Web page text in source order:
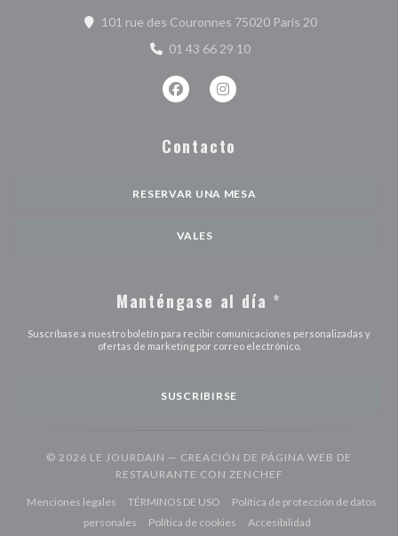
101 rue des Couronnes 75020 Paris 20((abre en una
01 43 66 29 10
Facebook ((abre en una nueva
Instagram ((abre en una
Contacto
RESERVAR UNA MESA
VALES
Manténgase al día *
Suscríbase a nuestro boletín para recibir comunicaciones personalizadas y
ofertas de marketing por correo electrónico.
SUSCRIBIRSE
© 2026 LE JOURDAIN — CREACIÓN DE PÁGINA WEB DE
RESTAURANTE CON ZENCHEF
Menciones legales((abre en una nueva ventana))
TÉRMINOS DE USO((abre en una nueva ventana))
Política de protección de datos
personales((abre en una nueva ventana))
Política de cookies((abre en una nueva ventana))
Accesibilidad((abre en una